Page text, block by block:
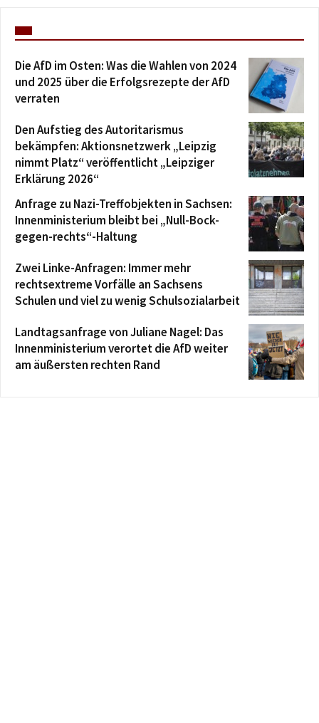
Die AfD im Osten: Was die Wahlen von 2024
und 2025 über die Erfolgsrezepte der AfD
verraten
Den Aufstieg des Autoritarismus
bekämpfen: Aktionsnetzwerk „Leipzig
nimmt Platz“ veröffentlicht „Leipziger
Erklärung 2026“
Anfrage zu Nazi-Treffobjekten in Sachsen:
Innenministerium bleibt bei „Null-Bock-
gegen-rechts“-Haltung
Zwei Linke-Anfragen: Immer mehr
rechtsextreme Vorfälle an Sachsens
Schulen und viel zu wenig Schulsozialarbeit
Landtagsanfrage von Juliane Nagel: Das
Innenministerium verortet die AfD weiter
am äußersten rechten Rand